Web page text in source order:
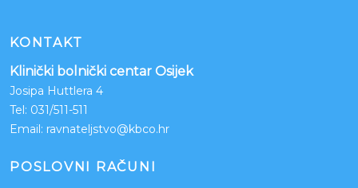
KONTAKT
Klinički bolnički centar Osijek
Josipa Huttlera 4
Tel: 031/511-511
Email: ravnateljstvo@kbco.hr
POSLOVNI RAČUNI